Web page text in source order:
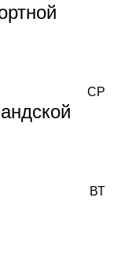
СР
ВТ